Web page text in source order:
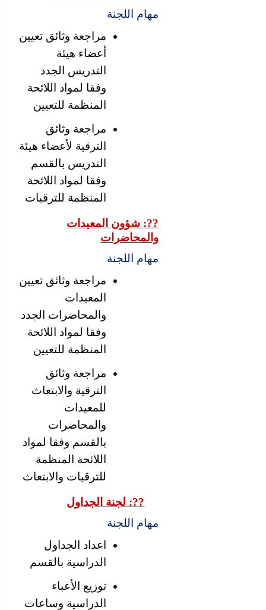
مهام اللجنة
مراجعة وثائق تعيين
أعضاء هيئة
التدريس الجدد
وفقا لمواد اللائحة
المنظمة للتعيين
مراجعة وثائق
الترقية لأعضاء هيئة
التدريس بالقسم
وفقا لمواد اللائحة
المنظمة للترقيات
??: شؤون المعيدات
والمحاضرات
مهام اللجنة
مراجعة وثائق تعيين
المعيدات
والمحاضرات الجدد
وفقا لمواد اللائحة
المنظمة للتعيين
مراجعة وثائق
الترقية والابتعاث
للمعيدات
والمحاضرات
بالقسم وفقا لمواد
اللائحة المنظمة
للترقيات والابتعاث
??: لجنة الجداول
مهام اللجنة
اعداد الجداول
الدراسية بالقسم
توزيع الأعباء
الدراسية وساعات